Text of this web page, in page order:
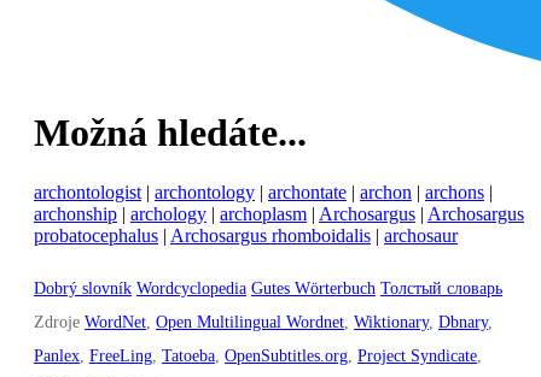
Možná hledáte...
archontologist | archontology | archontate | archon | archons |
archonship | archology | archoplasm | Archosargus | Archosargus
probatocephalus | Archosargus rhomboidalis | archosaur
Dobrý slovník Wordcyclopedia Gutes Wörterbuch Толстый словарь
Zdroje WordNet Open Multilingual Wordnet Wiktionary, Dbnary,
Panlex FreeLing Tatoeba OpenSubtitles.org Project Syndicate